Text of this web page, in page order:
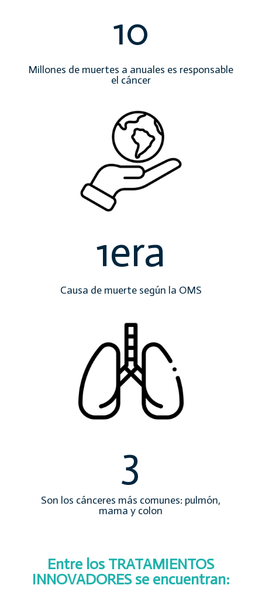
10
Millones de muertes a anuales es responsable
el cáncer
1era
Causa de muerte según la OMS
3
Son los cánceres más comunes: pulmón,
mama y colon
Entre los TRATAMIENTOS
INNOVADORES se encuentran: